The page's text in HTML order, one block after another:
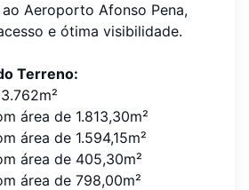
Aeroporto Afonso Pena,
e ótima visibilidade.
Terreno:
área de 1.813,30m²
área de 1.594,15m²
área de 405,30m²
área de 798,00m²